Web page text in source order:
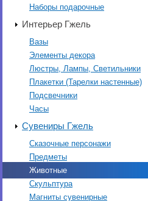
Наборы подарочные
Интерьер Гжель
Вазы
Элементы декора
Люстры, Лампы, Светильники
Плакетки (Тарелки настенные)
Подсвечники
Часы
Сувениры Гжель
Сказочные персонажи
Предметы
Животные
Скульптура
Магниты сувенирные